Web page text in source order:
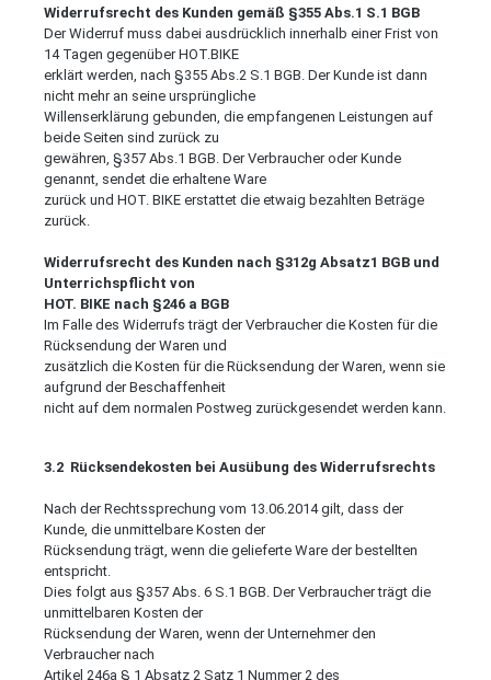
Widerrufsrecht des Kunden gemäß §355 Abs.1 S.1 BGB
Der Widerruf muss dabei ausdrücklich innerhalb einer Frist von
14 Tagen gegenüber HOT.BIKE
erklärt werden, nach §355 Abs.2 S.1 BGB. Der Kunde ist dann
nicht mehr an seine ursprüngliche
Willenserklärung gebunden, die empfangenen Leistungen auf
beide Seiten sind zurück zu
gewähren, §357 Abs.1 BGB. Der Verbraucher oder Kunde
genannt, sendet die erhaltene Ware
zurück und HOT. BIKE erstattet die etwaig bezahlten Beträge
zurück.
Widerrufsrecht des Kunden nach §312g Absatz1 BGB und
Unterrichspflicht von
HOT. BIKE nach §246 a BGB
Im Falle des Widerrufs trägt der Verbraucher die Kosten für die
Rücksendung der Waren und
zusätzlich die Kosten für die Rücksendung der Waren, wenn sie
aufgrund der Beschaffenheit
nicht auf dem normalen Postweg zurückgesendet werden kann.
3.2 Rücksendekosten bei Ausübung des Widerrufsrechts
Nach der Rechtssprechung vom 13.06.2014 gilt, dass der
Kunde, die unmittelbare Kosten der
Rücksendung trägt, wenn die gelieferte Ware der bestellten
entspricht.
Dies folgt aus §357 Abs. 6 S.1 BGB. Der Verbraucher trägt die
unmittelbaren Kosten der
Rücksendung der Waren, wenn der Unternehmer den
Verbraucher nach
Artikel 246a § 1 Absatz 2 Satz 1 Nummer 2 des